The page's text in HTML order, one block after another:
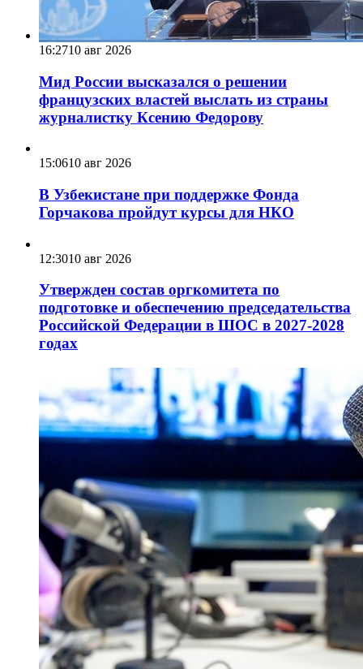
16:2710 авг 2026
Мид России высказался о решении
французских властей выслать из страны
журналистку Ксению Федорову
15:0610 авг 2026
В Узбекистане при поддержке Фонда
Горчакова пройдут курсы для НКО
12:3010 авг 2026
Утвержден состав оргкомитета по
подготовке и обеспечению председательства
Российской Федерации в ШОС в 2027-2028
годах